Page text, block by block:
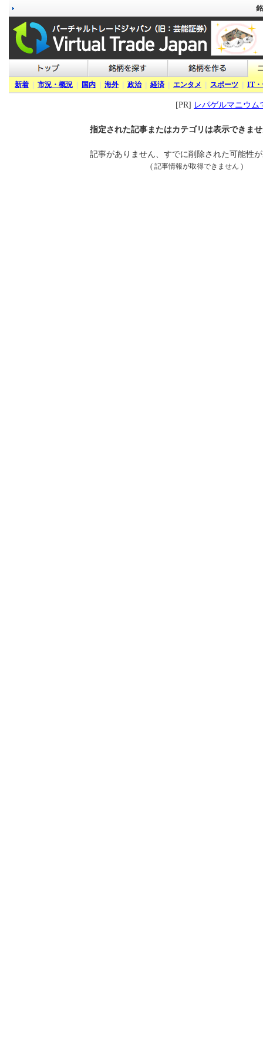
新着 市況・概況 国内 海外| 政治| 経済 エンタメ スポーツ IT・
[PR] レパゲルマニウ
指定された記事またはカテゴリは表示できま
記事がありません、すでに削除された可能性
( 記事情報が取得できません )